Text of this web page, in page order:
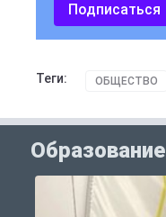
Подписаться
Теги: ОБЩЕСТВО
Образование